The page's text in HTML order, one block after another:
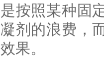
是按照某种固
凝剂的浪费，
效果。